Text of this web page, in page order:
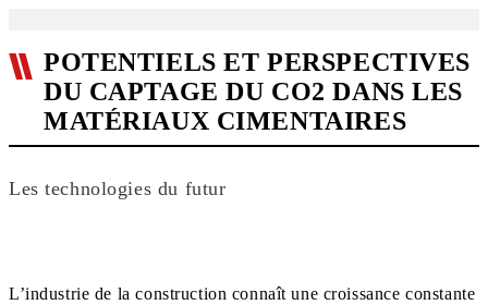
POTENTIELS ET PERSPECTIVES
DU CAPTAGE DU CO2 DANS LES
MATÉRIAUX CIMENTAIRES
Les technologies du futur
L’industrie de la construction connaît une croissance constante